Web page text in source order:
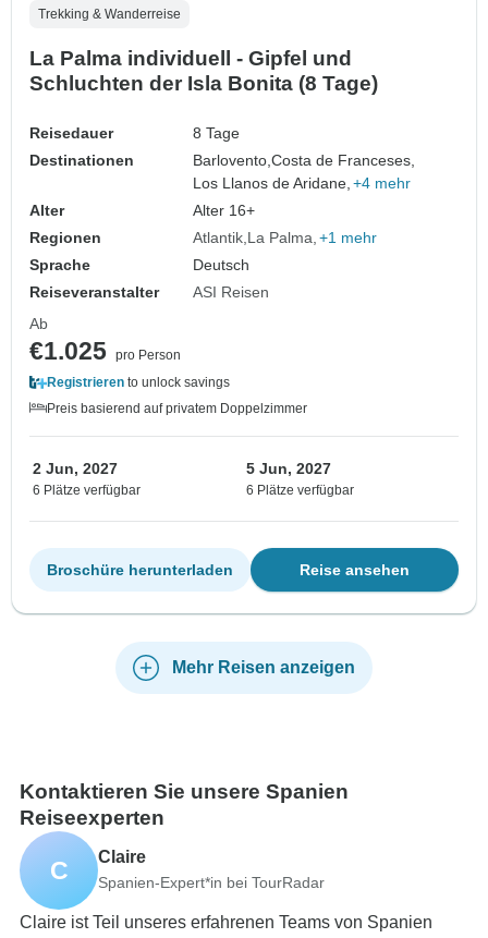
Trekking & Wanderreise
La Palma individuell - Gipfel und
Schluchten der Isla Bonita (8 Tage)
Reisedauer
8 Tage
Destinationen
Barlovento,Costa de Franceses,
Los Llanos de Aridane, +4 mehr
Alter
Alter 16+
Regionen
Atlantik La Palma +1 mehr
Sprache
Deutsch
Reiseveranstalter
ASI Reisen
Ab
€1.025 pro Person
Registrieren to unlock savings
Preis basierend auf privatem Doppelzimmer
2 Jun, 2027
6 Plätze verfügbar
5 Jun, 2027
6 Plätze verfügbar
Reise ansehen
Broschüre herunterladen
Mehr Reisen anzeigen
Kontaktieren Sie unsere Spanien
Reiseexperten
C Claire
Spanien-Expert*in bei TourRadar
Claire ist Teil unseres erfahrenen Teams von Spanien